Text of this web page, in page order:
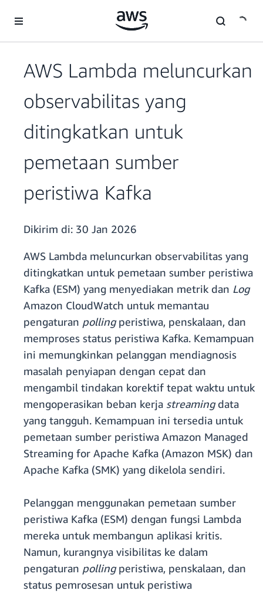
AWS Lambda meluncurkan
observabilitas yang
ditingkatkan untuk
pemetaan sumber
peristiwa Kafka
Dikirim di: 30 Jan 2026
AWS Lambda meluncurkan observabilitas yang
ditingkatkan untuk pemetaan sumber peristiwa
Kafka (ESM) yang menyediakan metrik dan Log
Amazon CloudWatch untuk memantau
pengaturan pollingperistiwa, penskalaan, dan
memproses status peristiwa Kafka. Kemampuan
ini memungkinkan pelanggan mendiagnosis
masalah penyiapan dengan cepat dan
mengambil tindakan korektif tepat waktu untuk
mengoperasikan beban kerja streamingdata
yang tangguh. Kemampuan ini tersedia untuk
pemetaan sumber peristiwa Amazon Managed
Streaming for Apache Kafka (Amazon MSK) dan
Apache Kafka (SMK) yang dikelola sendiri.
Pelanggan menggunakan pemetaan sumber
peristiwa Kafka (ESM) dengan fungsi Lambda
mereka untuk membangun aplikasi kritis.
Namun, kurangnya visibilitas ke dalam
pengaturan pollingperistiwa, penskalaan, dan
status pemrosesan untuk peristiwa